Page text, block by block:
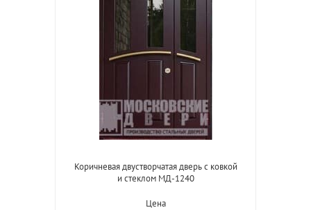
Коричневая двустворчатая дверь с ковкой
и стеклом МД-1240
Цена